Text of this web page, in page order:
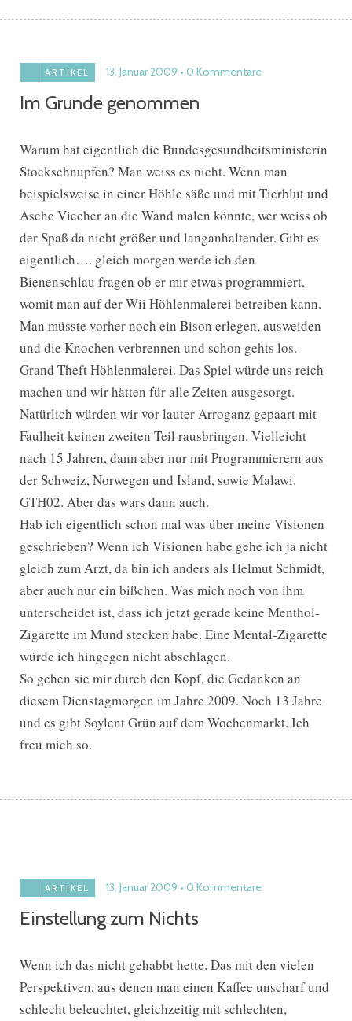
ARTIKEL 13. Januar 2009 0 Kommentare
Im Grunde genommen
Warum hat eigentlich die Bundesgesundheitsministerin
Stockschnupfen? Man weiss es nicht. Wenn man
beispielsweise in einer Höhle säße und mit Tierblut und
Asche Viecher an die Wand malen könnte, wer weiss ob
der Spaß da nicht größer und langanhaltender. Gibt es
eigentlich…. gleich morgen werde ich den
Bienenschlau fragen ob er mir etwas programmiert,
womit man auf der Wii Höhlenmalerei betreiben kann.
Man müsste vorher noch ein Bison erlegen, ausweiden
und die Knochen verbrennen und schon gehts los.
Grand Theft Höhlenmalerei. Das Spiel würde uns reich
machen und wir hätten für alle Zeiten ausgesorgt.
Natürlich würden wir vor lauter Arroganz gepaart mit
Faulheit keinen zweiten Teil rausbringen. Vielleicht
nach 15 Jahren, dann aber nur mit Programmierern aus
der Schweiz, Norwegen und Island, sowie Malawi.
GTH02. Aber das wars dann auch.
Hab ich eigentlich schon mal was über meine Visionen
geschrieben? Wenn ich Visionen habe gehe ich ja nicht
gleich zum Arzt, da bin ich anders als Helmut Schmidt,
aber auch nur ein bißchen. Was mich noch von ihm
unterscheidet ist, dass ich jetzt gerade keine Menthol-
Zigarette im Mund stecken habe. Eine Mental-Zigarette
würde ich hingegen nicht abschlagen.
So gehen sie mir durch den Kopf, die Gedanken an
diesem Dienstagmorgen im Jahre 2009. Noch 13 Jahre
und es gibt Soylent Grün auf dem Wochenmarkt. Ich
freu mich so.
ARTIKEL 13. Januar 2009 0 Kommentare
Einstellung zum Nichts
Wenn ich das nicht gehabbt hette. Das mit den vielen
Perspektiven, aus denen man einen Kaffee unscharf und
schlecht beleuchtet, gleichzeitig mit schlechten,